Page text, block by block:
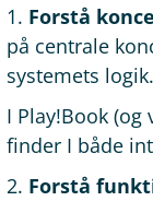
1. Forstå
på centrale
systemets logik.
I Play!Book (og
finder I både
2. Forstå